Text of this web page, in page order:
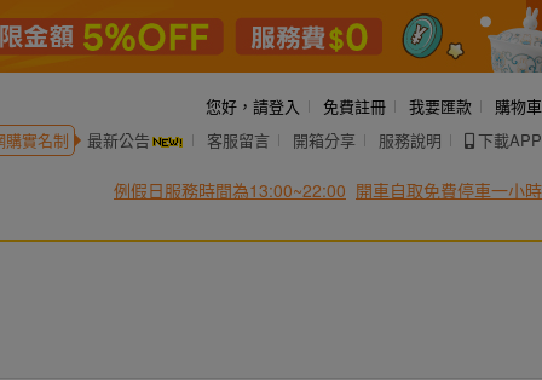
您好， 請登入 免費註冊 我要匯款
購物車
實名制 最新公告 客服留言 開箱分享 服務說明 下載APP
例假日服務時間為13:00~22:00 開車自取免費停車一小時